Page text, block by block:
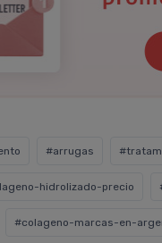
#arrugas
hidrolizado-precio
#colageno-marcas-en-